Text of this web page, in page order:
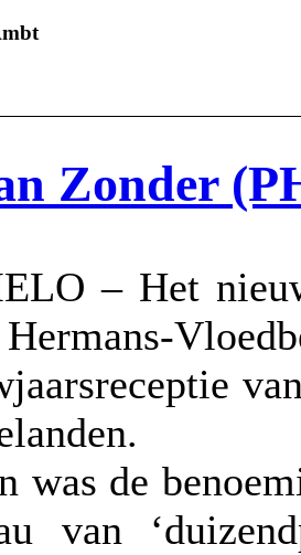
Zonder
– Het
was de
van